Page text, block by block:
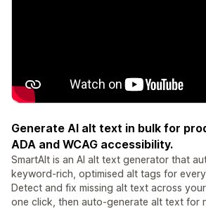
Generate AI alt text in bulk for
ADA and WCAG accessibility.
SmartAlt is an AI alt text generator that
keyword-rich, optimised alt tags for
Detect and fix missing alt text across
one click, then auto-generate alt text for